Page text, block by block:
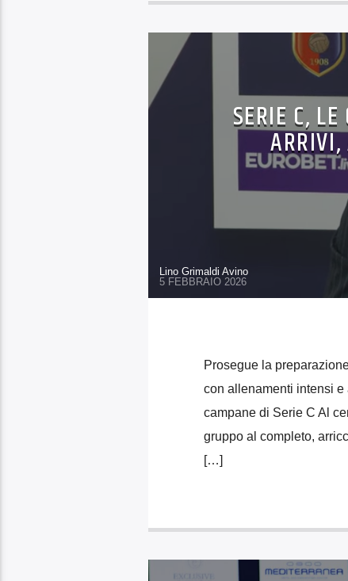
SERIE C,
Lino Grimaldi Avino
5 FEBBRAIO 2026
Prosegue la
con allenamenti intensi
campane di Serie C Al
gruppo al completo,
[…]